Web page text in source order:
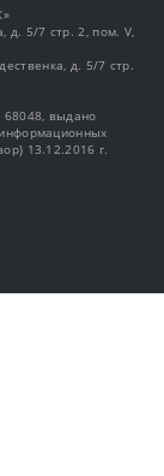
д. 5/7 стр. 2, пом. V,
д. 5/7 стр.
выдано
13.12.2016 г.